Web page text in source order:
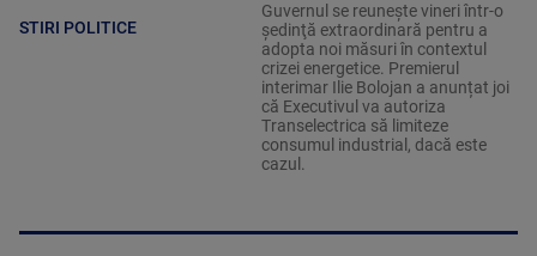
STIRI POLITICE
Guvernul se reuneşte vineri într-o
şedinţă extraordinară pentru a
adopta noi măsuri în contextul
crizei energetice. Premierul
interimar Ilie Bolojan a anunțat joi
că Executivul va autoriza
Transelectrica să limiteze
consumul industrial, dacă este
cazul.